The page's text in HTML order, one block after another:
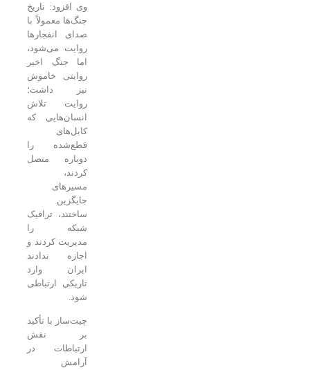
وی افزود: تاریخ
جنگ‌ها معمولاً با
صدای انفجارها
روایت می‌شود،
اما جنگ اخیر
روایتی خاموش
نیز داشت؛
روایت تلاش
انسان‌هایی که
قطع‌شده را
دوباره متصل
ساختند، ترافیک
شبکه را
مدیریت کردند و
اجازه ندادند
ایران وارد
تاریکی ارتباطی
چیت‌ساز با تأکید
بر نقش
ارتباطات در